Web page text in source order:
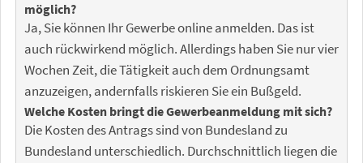
möglich?
Ja, Sie können Ihr Gewerbe online anmelden. Das ist
auch rückwirkend möglich. Allerdings haben Sie nur vier
Wochen Zeit, die Tätigkeit auch dem Ordnungsamt
anzuzeigen, andernfalls riskieren Sie ein Bußgeld.
Welche Kosten bringt die Gewerbeanmeldung mit sich?
Die Kosten des Antrags sind von Bundesland zu
Bundesland unterschiedlich. Durchschnittlich liegen die